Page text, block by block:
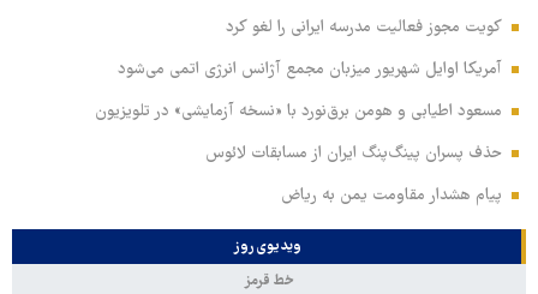
کویت مجوز فعالیت مدرسه ایرانی را لغو کرد
آمریکا اوایل شهریور میزبان مجمع آژانس انرژی اتمی می‌شود
مسعود اطیابی و هومن برق‌نورد با «نسخه آزمایشی» در تلویزیون
حذف پسران پینگ‌پنگ ایران از مسابقات لائوس
پیام هشدار مقاومت یمن به ریاض
ویدیوی روز
خط قرمز